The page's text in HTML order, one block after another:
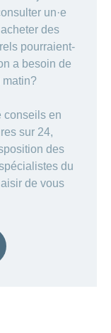
un·e
des
pourraient-
a besoin de
matin?
conseils en
sur 24,
des
du
de vous